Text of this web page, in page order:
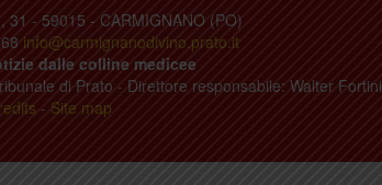
31 - 59015 - CARMIGNANO (PO)
info@carmignanodivino.prato.it
dalle colline medicee
di Prato - Direttore responsabile: Walter Fortini
- Site map